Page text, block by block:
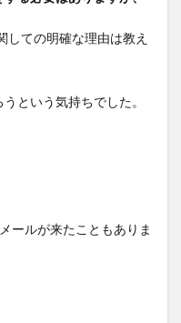
しての明確な理由は教え
という気持ちでした。
ールが来たこともありま